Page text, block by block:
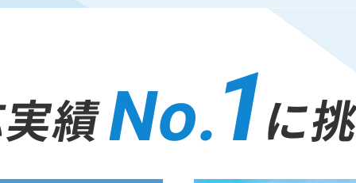
績No.1に